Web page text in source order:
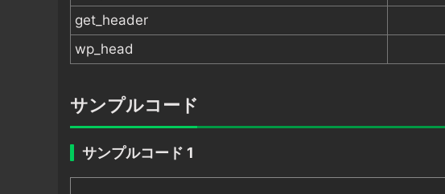
get_header
wp_head
サンプルコード
サンプルコード 1